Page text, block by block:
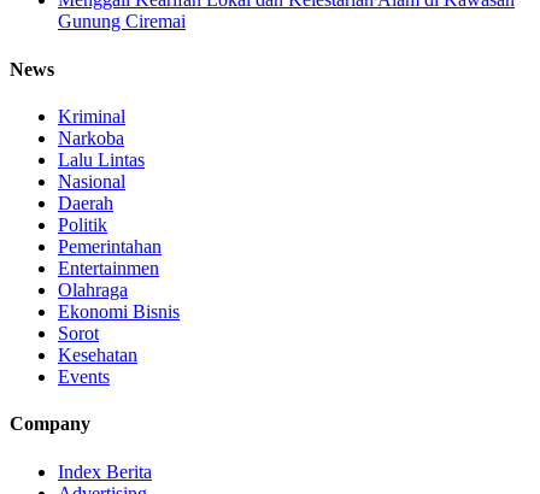
Gunung Ciremai
News
Kriminal
Narkoba
Lalu Lintas
Nasional
Daerah
Politik
Pemerintahan
Entertainmen
Olahraga
Ekonomi Bisnis
Sorot
Kesehatan
Events
Company
Index Berita